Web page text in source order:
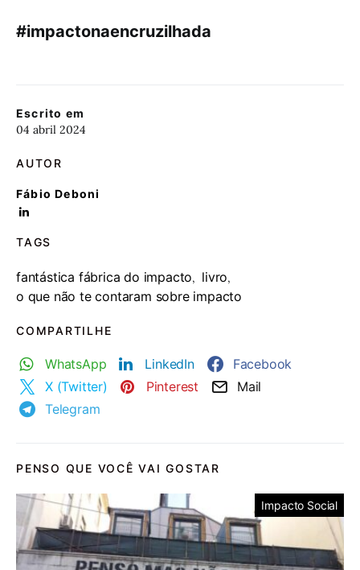
Escrito em
04 abril 2024
AUTOR
Fábio Deboni
TAGS
fantástica fábrica do impacto, livro,
o que não te contaram sobre impacto
COMPARTILHE
WhatsApp LinkedIn
Facebook
X (Twitter)
Pinterest
Mail
Telegram
#impactonaencruzilhada
PENSO QUE VOCÊ VAI GOSTAR
Impacto Social